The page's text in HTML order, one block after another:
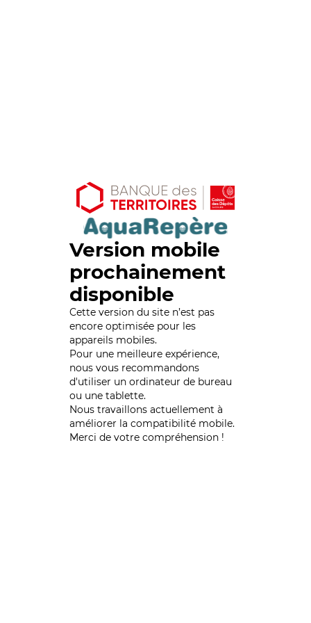
Version mobile
prochainement
disponible
Cette version du site n’est pas
encore optimisée pour les
appareils mobiles.
Pour une meilleure expérience,
nous vous recommandons
d'utiliser un ordinateur de bureau
ou une tablette.
Nous travaillons actuellement à
améliorer la compatibilité mobile.
Merci de votre compréhension !